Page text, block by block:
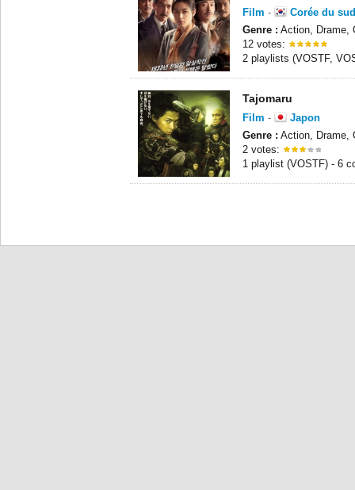
Film -
Corée du sud
Genre : Action, Drame,
12 votes:
2 playlists (VOSTF,
Tajomaru
Film -
Japon
Genre : Action, Drame,
2 votes:
1 playlist (VOSTF) - 6